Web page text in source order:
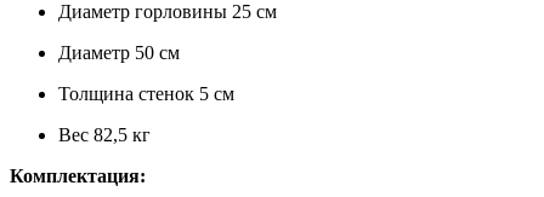
Диаметр горловины 25 см
Диаметр 50 см
Толщина стенок 5 см
Вес 82,5 кг
Комплектация: